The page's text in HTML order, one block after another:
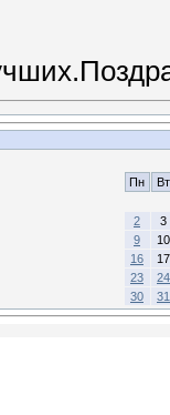
Пн Вт
2
3
9
10
16
17
23
24
30
31